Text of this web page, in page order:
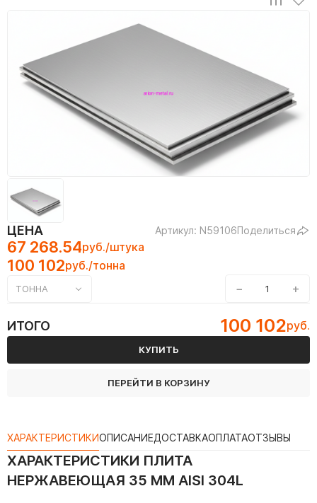
ЦЕНА Артикул: N59106Поделиться
67 268.54руб./штука
100 102руб./тонна
ТОННА − +
ИТОГО 100 102руб.
КУПИТЬ
ПЕРЕЙТИ В КОРЗИНУ
ХАРАКТЕРИСТИКИОПИСАНИЕДОСТАВКАОПЛАТАОТЗЫВЫ
ХАРАКТЕРИСТИКИ ПЛИТА
НЕРЖАВЕЮЩАЯ 35 ММ AISI 304L